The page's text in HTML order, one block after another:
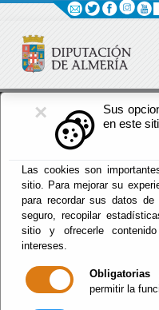
×
Sus
en este
Las cookies son
sitio. Para mejorar su
para recordar sus datos
seguro, recopilar
sitio y ofrecerle
intereses.
Obligatorias
permitir la
Fomento
Inicio -Fomento -
Energia